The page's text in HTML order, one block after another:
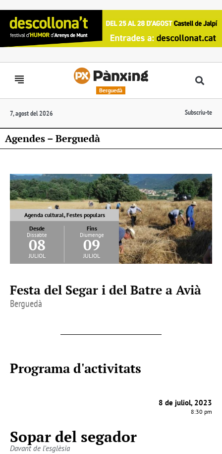
Berguedà
7, agost del 2026 Subscriu-te
Agendes – Berguedà
Agenda cultural, Festes populars
Desde
Dissabte
08
juliol
Fins
Diumenge
09
juliol
Festa del Segar i del Batre a Avià
Berguedà
Programa d'activitats
8 de juliol, 2023
8:30 pm
Sopar del segador
Davant de l'esglèsia